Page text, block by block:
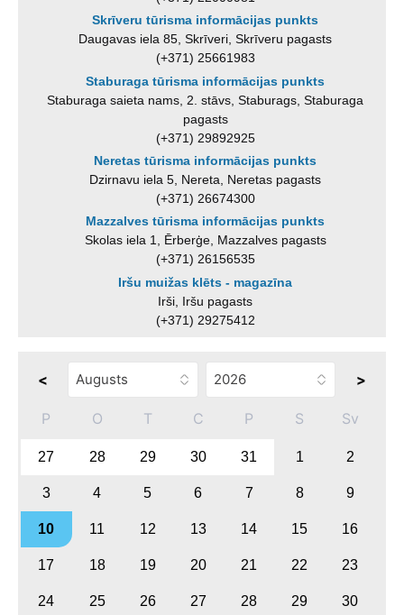
Skrīveru tūrisma informācijas punkts
Daugavas iela 85, Skrīveri, Skrīveru pagasts
(+371) 25661983
Staburaga tūrisma informācijas punkts
Staburaga saieta nams, 2. stāvs, Staburags, Staburaga
pagasts
(+371) 29892925
Neretas tūrisma informācijas punkts
Dzirnavu iela 5, Nereta, Neretas pagasts
(+371) 26674300
Mazzalves tūrisma informācijas punkts
Skolas iela 1, Ērberģe, Mazzalves pagasts
(+371) 26156535
Iršu muižas klēts - magazīna
Irši, Iršu pagasts
(+371) 29275412
< >
P O T C P S Sv
27 28 29 30 31 1 2
3 4 5 6 7 8 9
10 11 12 13 14 15 16
17 18 19 20 21 22 23
24 25 26 27 28 29 30